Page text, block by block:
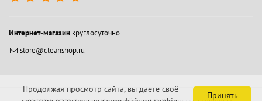
Интернет-магазин круглосуточно
store@cleanshop.ru
Принять
Продолжая просмотр сайта, вы даете своё